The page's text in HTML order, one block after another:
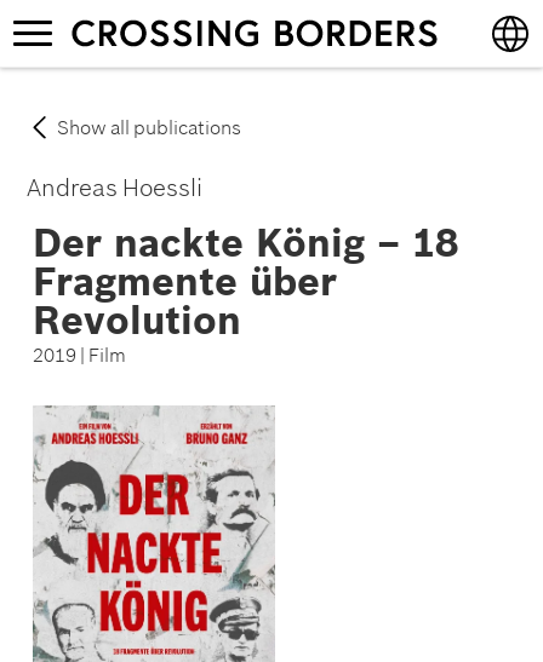
Skip
to
main
Toggle
navigation
Show all publications
Andreas Hoessli
Der nackte König – 18
Fragmente über
Revolution
2019 | Film